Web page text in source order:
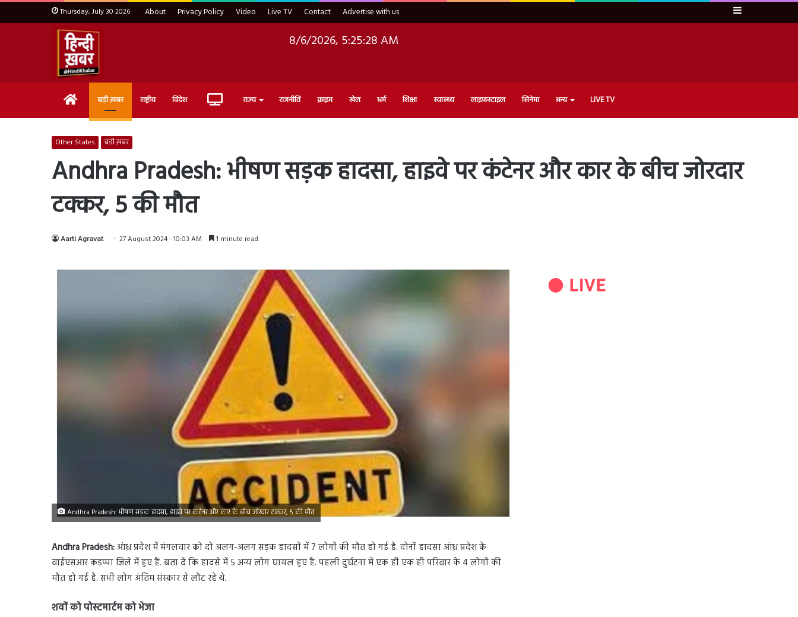
Thursday, July 30 2026 About Privacy Policy Video Live TV Contact Advertise with us Sidebar
8/6/2026, 5:25:29 AM
Home बड़ी ख़बर राष्ट्रीय विदेश Live राज्य राजनीति क्राइम खेल धर्म शिक्षा स्वास्थ्य लाइफ़स्टाइल सिनेमा अन्य LIVE TV
Other States बड़ी ख़बर
Andhra Pradesh: भीषण सड़क हादसा, हाइवे पर कंटेनर और कार के बीच जोरदार
टक्कर, 5 की मौत
Aarti Agravat 27 August 2024 - 10:03 AM 1 minute read
Andhra Pradesh: भीषण सड़क हादसा, हाइवे पर कंटेनर और कार के बीच जोरदार टक्कर, 5 की मौत
Andhra Pradesh:आंध्र प्रदेश में मंगलवार को दो अलग-अलग सड़क हादसों में 7 लोगों की मौत हो गई है. दोनों हादसा आंध्र प्रदेश के
वाईएसआर कडप्पा जिले में हुए हैं. बता दें कि हादसे में 5 अन्य लोग घायल हुए हैं. पहली दुर्घटना में एक ही एक ही परिवार के 4 लोगों की
मौत हो गई है. सभी लोग अंतिम संस्कार से लौट रहे थे.
शवों को पोस्टमार्टम को भेजा